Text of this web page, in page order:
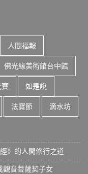
人間福報
佛光緣美術館台中館
賽 如是說
法寶節 滴水坊
》的人間修行之道
音菩薩契子女